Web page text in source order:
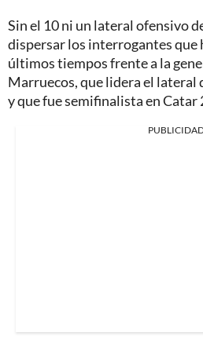
Sin el 10 ni un lateral ofensivo
dispersar los interrogantes que
últimos tiempos frente a la
Marruecos, que lidera el lateral
y que fue semifinalista en Catar